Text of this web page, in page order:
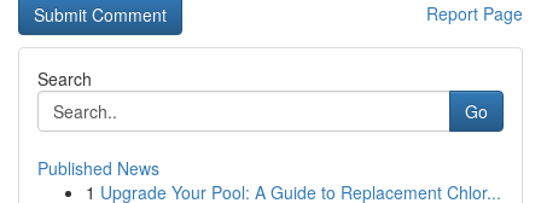
Report Page
Search
Go
Published News
1 Upgrade Your Pool: A Guide to Replacement Chlor...